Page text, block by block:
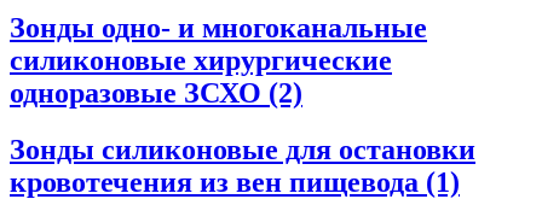
Зонды одно- и многоканальные
силиконовые хирургические
одноразовые ЗСХО (2)
Зонды силиконовые для остановки
кровотечения из вен пищевода (1)